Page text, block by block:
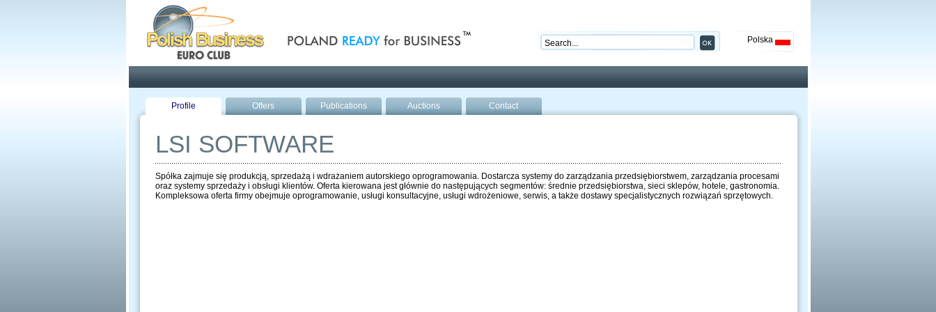
Polska
Profile Offers Publications Auctions Contact
LSI SOFTWARE
Spółka zajmuje się produkcją, sprzedażą i wdrażaniem autorskiego oprogramowania. Dostarcza systemy do zarządzania przedsiębiorstwem, zarządzania procesami
oraz systemy sprzedaży i obsługi klientów. Oferta kierowana jest głównie do następujących segmentów: średnie przedsiębiorstwa, sieci sklepów, hotele, gastronomia.
Kompleksowa oferta firmy obejmuje oprogramowanie, usługi konsultacyjne, usługi wdrożeniowe, serwis, a także dostawy specjalistycznych rozwiązań sprzętowych.